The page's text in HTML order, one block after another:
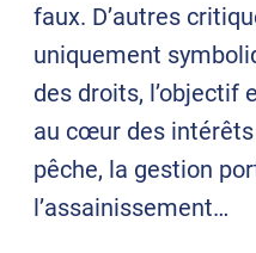
faux. D’autres
uniquement
des droits, l’objectif
au cœur des
pêche, la gestion
l’assainissement…